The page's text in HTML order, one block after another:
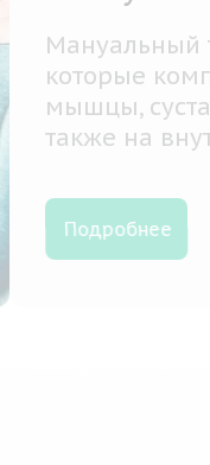
терапевт и
костно-
и